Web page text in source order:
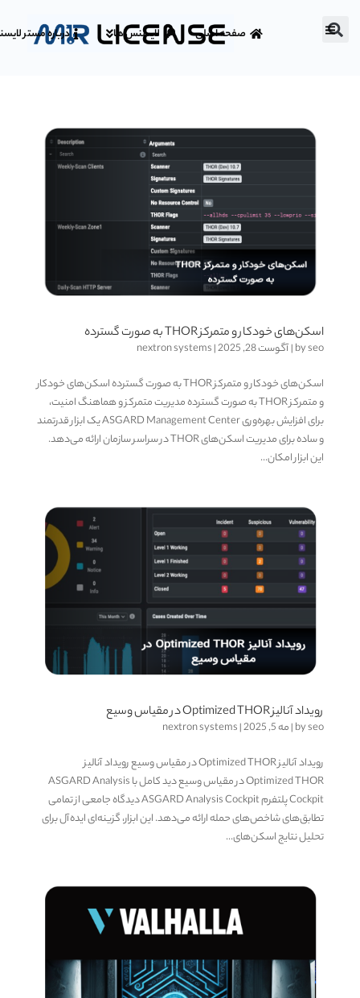
صفحه اصلی لایسنس ها درباره مستر
اسکن‌های خودکار و متمرکز THOR به صورت گسترده
byseo
|آگوست 28, 2025 |
nextron systems
اسکن‌های خودکار و متمرکز THOR به صورت گسترده اسکن‌های خودکار
و متمرکز THOR به صورت گسترده مدیریت متمرکز و هماهنگ امنیت،
برای افزایش بهره‌وری ASGARD Management Center یک ابزار قدرتمند
و ساده برای مدیریت اسکن‌های THOR در سراسر سازمان ارائه می‌دهد.
این ابزار امکان...
رویداد آنالیز Optimized THOR در مقیاس وسیع
byseo
|مه 5, 2025 |
nextron systems
رویداد آنالیز Optimized THOR در مقیاس وسیع رویداد آنالیز
Optimized THOR در مقیاس وسیع دید کامل با ASGARD Analysis
Cockpit پلتفرم ASGARD Analysis Cockpit دیدگاه جامعی از تمامی
تطابق‌های شاخص‌های حمله ارائه می‌دهد. این ابزار، گزینه‌ای ایده‌آل برای
تحلیل نتایج اسکن‌های...